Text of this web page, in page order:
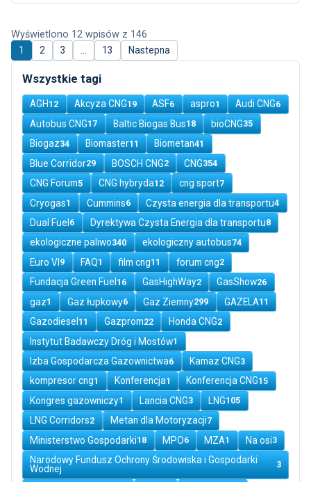
Wyświetlono 12 wpisów z 146
1 2 3 13 Nastepna
Wszystkie tagi
AGH12 Akcyza CNG19 ASF6 aspro1 Audi CNG6
Autobus CNG17 Baltic Biogas Bus18 bioCNG35
Biogaz34 Biomaster11 Biometan41
Blue Corridor29 BOSCH CNG2 CNG354
CNG Forum5 CNG hybryda12 cng sport7
Cryogas1 Cummins6 Czysta energia dla transportu4
Dual Fuel6 Dyrektywa Czysta Energia dla transportu8
ekologiczne paliwo340 ekologiczny autobus74
Euro VI9 FAQ1 film cng11 forum cng2
Fundacja Green Fuel16 GasHighWay2 GasShow26
gaz1 Gaz łupkowy6 Gaz Ziemny299 GAZELA11
Gazodiesel11 Gazprom22 Honda CNG2
Instytut Badawczy Dróg i Mostów1
Izba Gospodarcza Gazownictwa6 Kamaz CNG3
kompresor cng1 Konferencja1 Konferencja CNG15
Kongres gazowniczy1 Lancia CNG3 LNG105
LNG Corridors2 Metan dla Motoryzacji7
Ministerstwo Gospodarki18 MPO6 MZA1 Na osi3
Narodowy Fundusz Ochrony Środowiska i Gospodarki
Wodnej
3